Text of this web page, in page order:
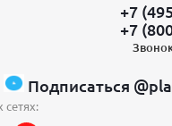
+7
+7
Подписаться